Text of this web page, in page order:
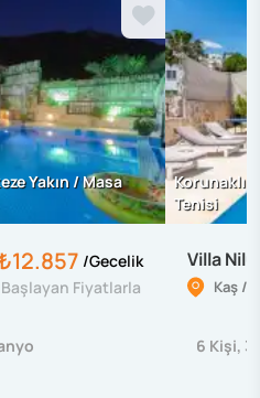
Yakın / Masa
/Gecelik
Başlayan Fiyatlarla
Korunaklı
Tenisi
Villa
Kaş /
6 Kişi, 3